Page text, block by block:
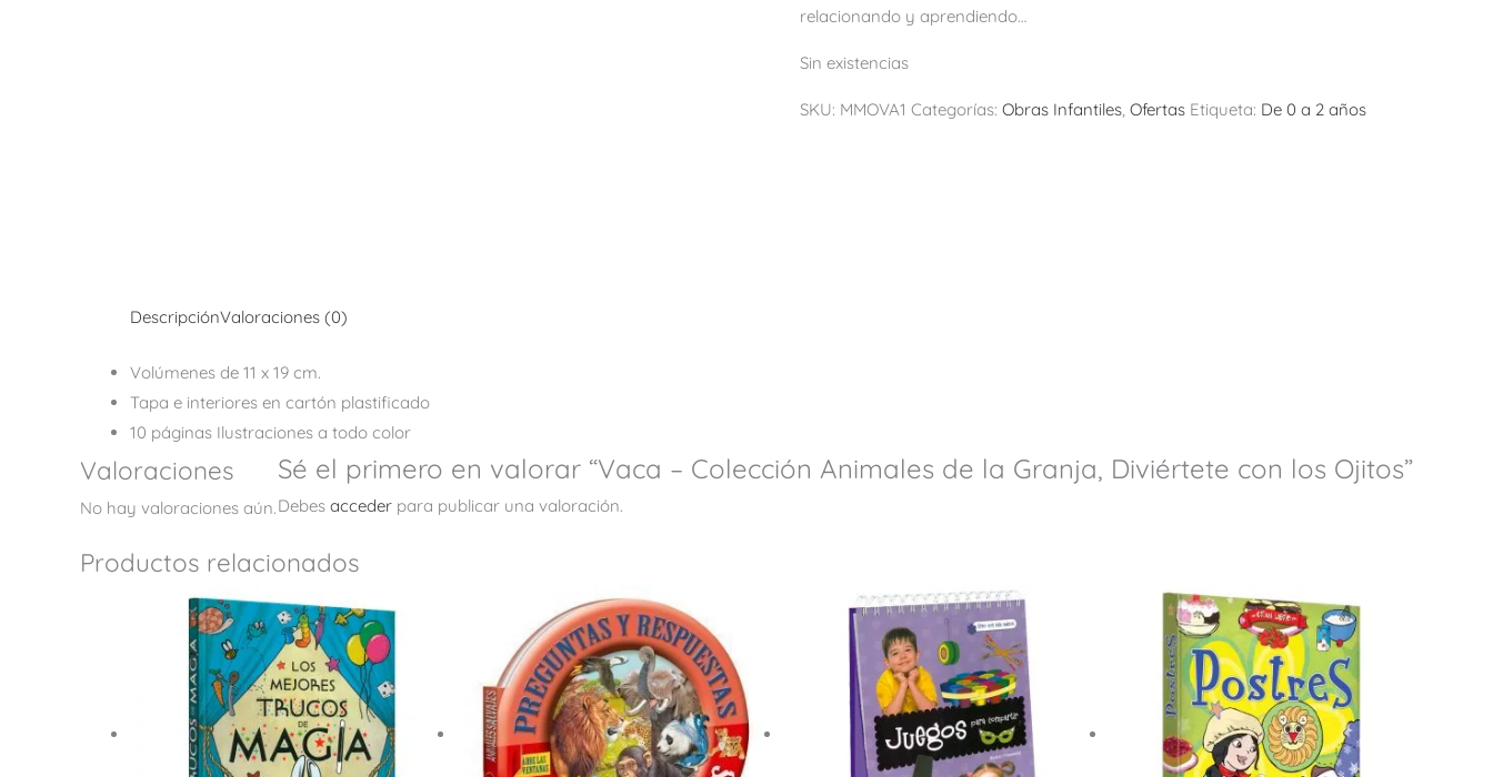
relacionando y aprendiendo…
Sin existencias
SKU: MMOVA1 Categorías: Obras Infantiles, Ofertas Etiqueta: De 0 a 2 años
DescripciónValoraciones (0)
Volúmenes de 11 x 19 cm.
Tapa e interiores en cartón plastificado
10 páginas Ilustraciones a todo color
Valoraciones
No hay valoraciones aún.
Sé el primero en valorar “Vaca – Colección Animales de la Granja, Diviértete con los Ojitos”
Debes acceder para publicar una valoración.
Productos relacionados